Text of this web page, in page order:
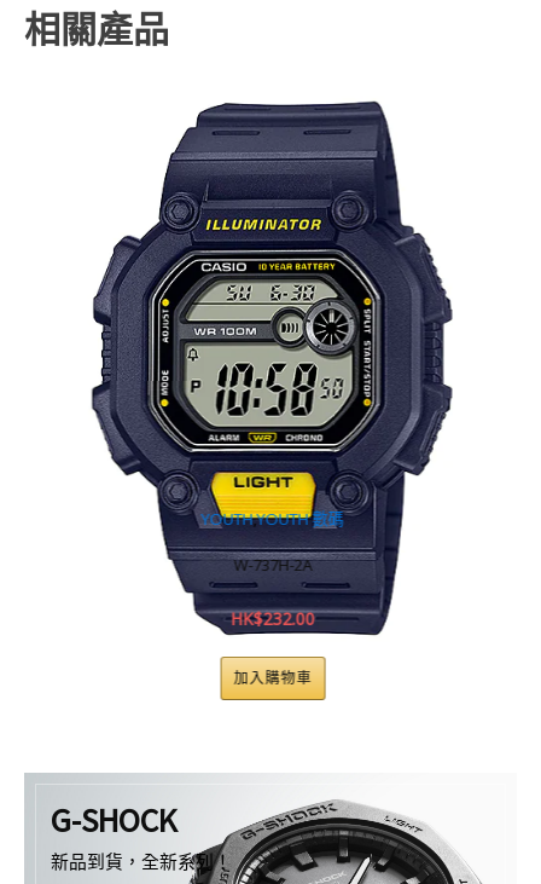
相關產品
YOUTH,YOUTH 數碼
W-737H-2A
HK$232.00
加入購物車
G-SHOCK
新品到貨，全新系列！